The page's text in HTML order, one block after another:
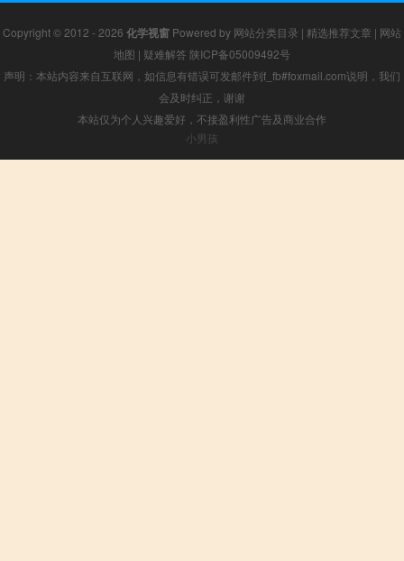
Copyright © 2012 - 2026 化学视窗 Powered by 网站分类目录 | 精选推荐文章 | 网站
地图 | 疑难解答 陕ICP备05009492号
声明：本站内容来自互联网，如信息有错误可发邮件到f_fb#foxmail.com说明，我们
会及时纠正，谢谢
本站仅为个人兴趣爱好，不接盈利性广告及商业合作
小男孩